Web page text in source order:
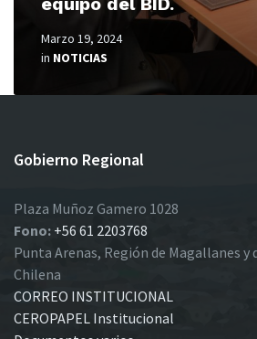
Marzo 19, 2024
in NOTICIAS
Gobierno Regional
Plaza Muñoz Gamero 1028
Fono: +56 61 2203768
Punta Arenas, Región de Magallanes y
Chilena
CORREO INSTITUCIONAL
CEROPAPEL Institucional